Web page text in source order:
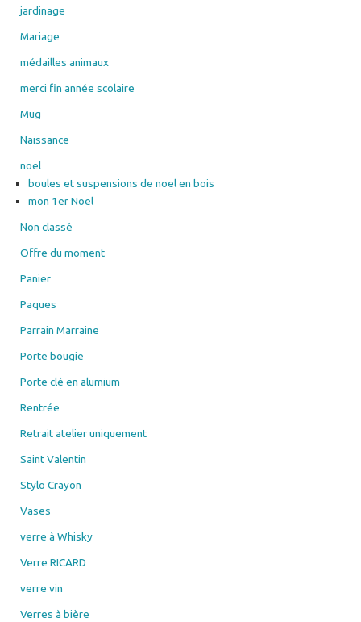
jardinage
Mariage
médailles animaux
merci fin année scolaire
Mug
Naissance
noel
boules et suspensions de noel en bois
mon 1er Noel
Non classé
Offre du moment
Panier
Paques
Parrain Marraine
Porte bougie
Porte clé en alumium
Rentrée
Retrait atelier uniquement
Saint Valentin
Stylo Crayon
Vases
verre à Whisky
Verre RICARD
verre vin
Verres à bière